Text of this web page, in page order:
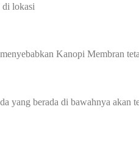
di lokasi
Kanopi Membran
yang berada di bawahnya akan